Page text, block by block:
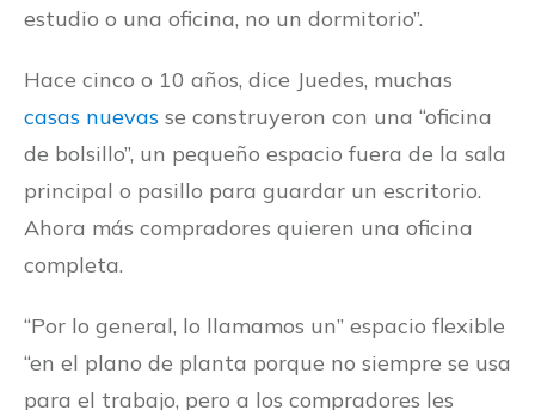
estudio o una oficina, no un dormitorio”.
Hace cinco o 10 años, dice Juedes, muchas
casas nuevas se construyeron con una “oficina
de bolsillo”, un pequeño espacio fuera de la sala
principal o pasillo para guardar un escritorio.
Ahora más compradores quieren una oficina
completa.
“Por lo general, lo llamamos un” espacio flexible
“en el plano de planta porque no siempre se usa
para el trabajo, pero a los compradores les